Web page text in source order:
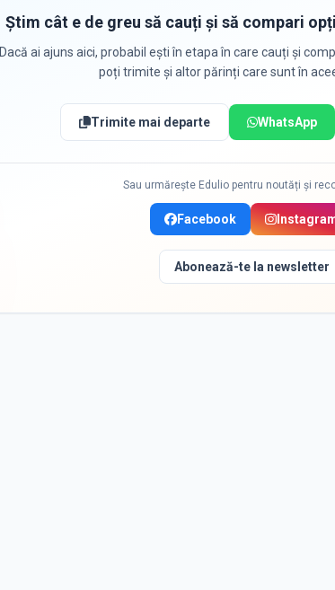
Știm cât e de greu să cauți și să compari
Dacă ai ajuns aici, probabil ești în etapa în care cauți și
poți trimite și altor părinți care sunt în
Trimite mai departe WhatsApp
Sau urmărește Edulio pentru noutăți și
Facebook
Abonează-te la newsletter